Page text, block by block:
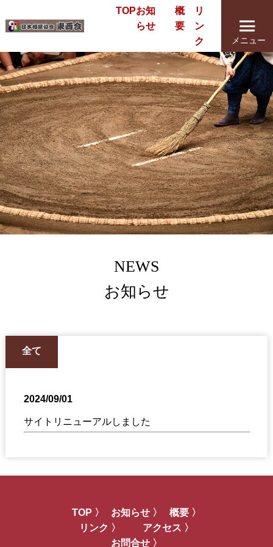
メニュー
TOPお知
らせ
概
要
リ
ン
ク
NEWS
お知らせ
全て
2024/09/01
サイトリニューアルしました
TOP 〉 お知らせ 〉
概要 〉
リンク 〉
アクセス 〉
お問合せ 〉